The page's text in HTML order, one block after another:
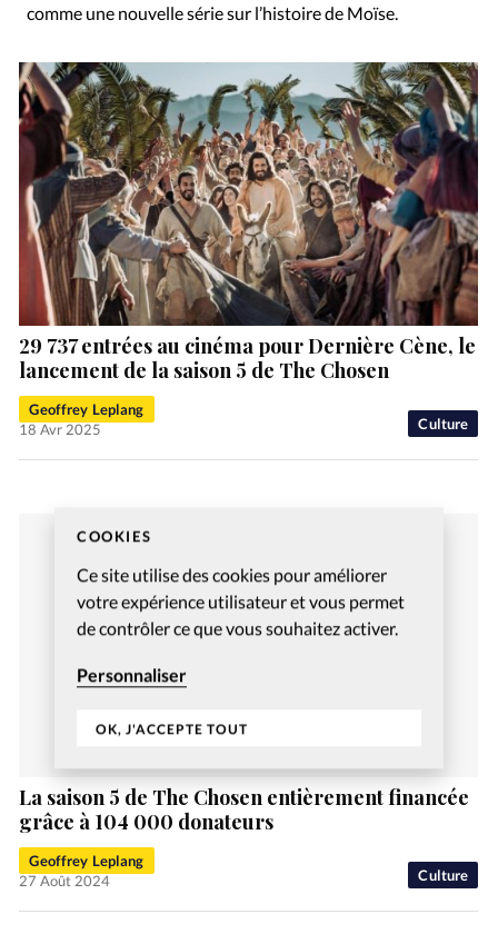
COOKIES
Ce site utilise des cookies pour améliorer
votre expérience utilisateur et vous permet
de contrôler ce que vous souhaitez activer.
Personnaliser
OK, J'ACCEPTE TOUT
comme une nouvelle série sur l’histoire de Moïse.
Culture
29 737 entrées au cinéma pour Dernière Cène, le
lancement de la saison 5 de The Chosen
Geoffrey Leplang
18 Avr 2025
Culture
La saison 5 de The Chosen entièrement financée
grâce à 104 000 donateurs
Geoffrey Leplang
27 Août 2024